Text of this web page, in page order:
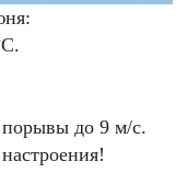
порывы до 9 м/с.